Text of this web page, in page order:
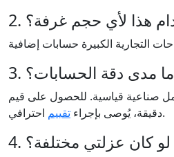
هذا لأي حجم غرفة؟
3. ما مدى دقة الحسابات؟
صناعية قياسية. للحصول على قيم
دقيقة، يُوصى بإجراء تقييم احترافي.
لو كان عزلتي مختلفة؟